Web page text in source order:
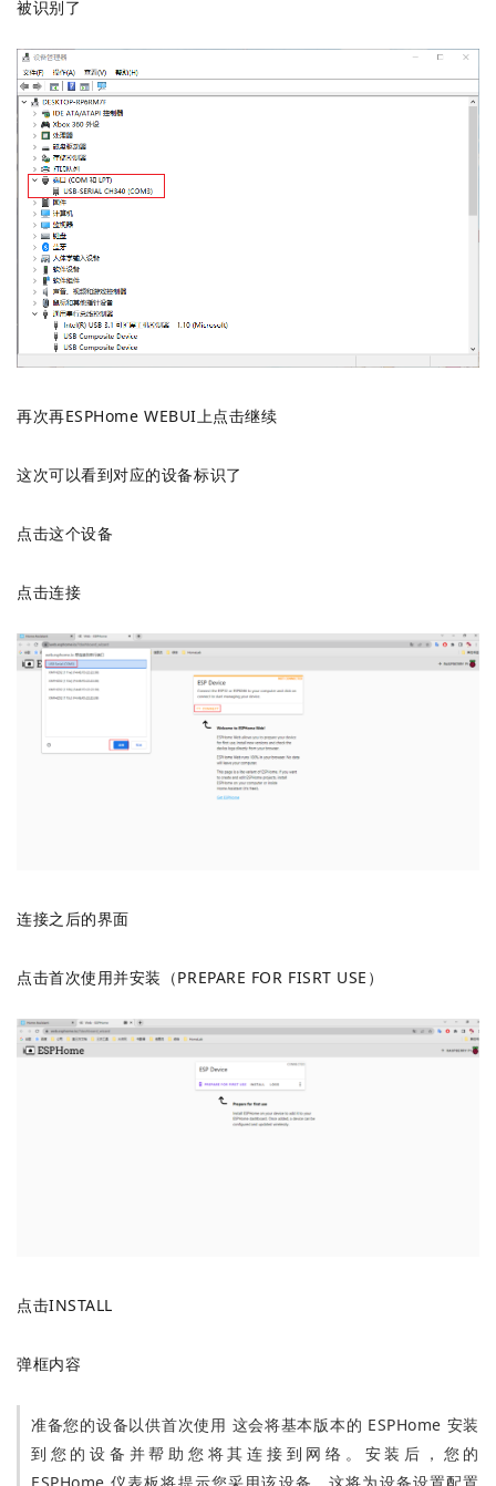
被识别了
再次再ESPHome WEBUI上点击继续
这次可以看到对应的设备标识了
点击这个设备
点击连接
连接之后的界面
点击首次使用并安装（PREPARE FOR FISRT USE）
点击INSTALL
弹框内容
准备您的设备以供首次使用 这会将基本版本的 ESPHome 安装
到您的设备并帮助您将其连接到网络。安装后，您的
ESPHome 仪表板将提示您采用该设备。这将为设备设置配置